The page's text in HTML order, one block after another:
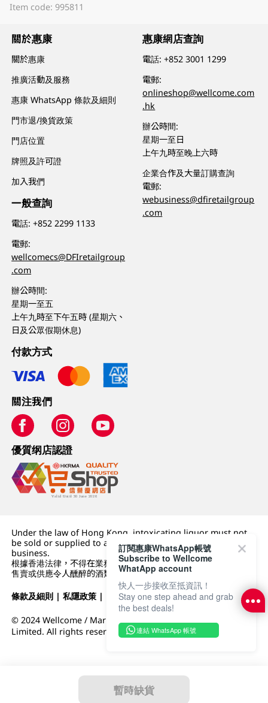
暫時缺貨
Item code: 995811
關於惠康
關於惠康
推廣活動及服務
惠康 WhatsApp 條款及細則
門市退/換貨政策
門店位置
牌照及許可證
加入我們
一般查詢
電話:+852 2299 1133
電郵:
wellcomecs@DFIretailgroup
.com
辦公時間:
星期一至五
上午九時至下午五時 (星期六、
日及公眾假期休息)
惠康網店查詢
電話:+852 3001 1299
電郵:
onlineshop@wellcome.com
.hk
辦公時間:
星期一至日
上午九時至晚上六時
企業合作及大量訂購查詢
電郵:
webusiness@dfiretailgroup
.com
付款方式
關注我們
優質纲店認證
Under the law of Hong Kong, intoxicating liquor must not
be sold or supplied to a minor (under 18) in the course of
business.
根據香港法律，不得在業務過程中，向未成年人 (18 歲以下人士)
售賣或供應令人醺醉的酒類。
條款及細則 |私隱政策 | DFI零售集團
© 2024 Wellcome / Market Place. The Dairy Farm Company
Limited. All rights reserved.
訂閱惠康WhatsApp帳號
Subscribe to Wellcome
WhatApp account
快人一步接收至抵資訊！
Stay one step ahead and grab
the best deals!
連結 WhatsApp 帳號